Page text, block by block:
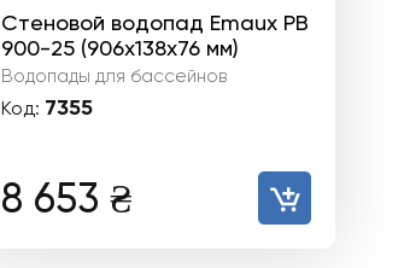
Стеновой водопад Emaux PB
900-25 (906х138х76 мм)
Водопады для бассейнов
Код: 7355
8 653 ₴